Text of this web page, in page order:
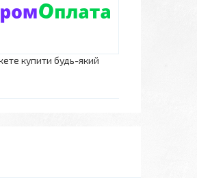
купити будь-який